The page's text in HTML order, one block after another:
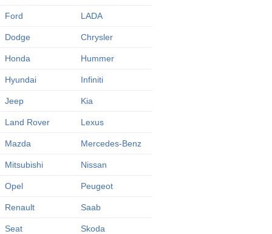
Ford LADA
Dodge Chrysler
Honda Hummer
Hyundai Infiniti
Jeep Kia
Land Rover Lexus
Mazda Mercedes-Benz
Mitsubishi Nissan
Opel Peugeot
Renault Saab
Seat Skoda